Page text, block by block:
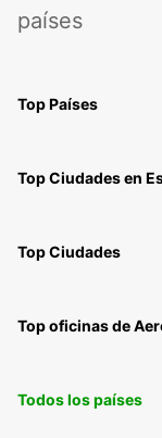
países
Top Países
Top Ciudades en
Top Ciudades
Top oficinas de
Todos los países